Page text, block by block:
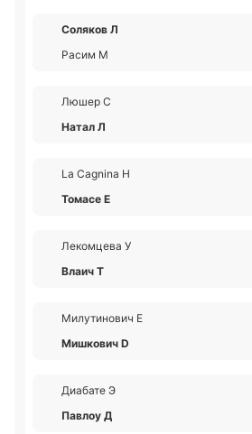
Соляков Л
Расим М
Люшер С
Натал Л
La Cagnina Н
Томасе Е
Лекомцева У
Влаич Т
Милутинович Е
Мишкович D
Диабате Э
Павлоу Д